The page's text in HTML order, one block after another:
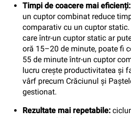
Timpi de coacere mai eficienți:
un cuptor combinat reduce
comparativ cu un cuptor
care într-un cuptor static ar
oră 15–20 de minute, poate fi
55 de minute într-un cuptor
lucru crește productivitatea și
vârf precum Crăciunul și
gestionat.
Rezultate mai repetabile: